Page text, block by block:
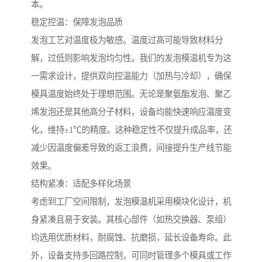
本。
稳定控温：保障发泡品质
发泡工艺对温度极为敏感。温度过高可能导致材料分
解，过低则影响发泡均匀性。我们的发泡模温机专为这
一需求设计，提供双向控温能力（加热与冷却），确保
模具温度始终处于理想范围。无论是聚氨酯发泡、聚乙
烯发泡还是其他高分子材料，设备均能快速响应温度变
化，维持±1℃的精度。这种稳定性不仅提升成品率，还
减少因温度偏差导致的返工浪费，间接提升生产线节能
效果。
结构紧凑：适配多样化场景
考虑到工厂空间限制，发泡模温机采用模块化设计，机
身紧凑且易于安装。其核心部件（如热交换器、泵组）
均选用优质材料，耐腐蚀、抗磨损，延长设备寿命。此
外，设备支持多回路控制，可同时管理多个模具或工作